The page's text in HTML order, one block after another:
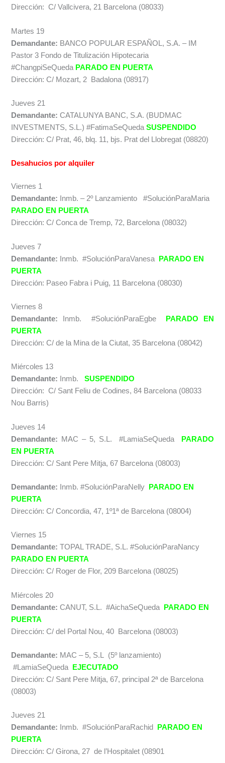
Dirección: C/ Vallcivera, 21 Barcelona (08033)
Martes 19
Demandante: BANCO POPULAR ESPAÑOL, S.A. – IM
Pastor 3 Fondo de Titulización Hipotecaria
#ChangpiSeQueda PARADO EN PUERTA
Dirección: C/ Mozart, 2 Badalona (08917)
Jueves 21
Demandante:CATALUNYA BANC, S.A. (BUDMAC
INVESTMENTS, S.L.) #FatimaSeQuedaSUSPENDIDO
Dirección: C/ Prat, 46, blq. 11, bjs. Prat del Llobregat (08820)
Desahucios por alquiler
Viernes 1
Demandante:
Inmb. – 2º Lanzamiento #SoluciónParaMaria
PARADO EN PUERTA
Dirección: C/ Conca de Tremp, 72, Barcelona (08032)
Jueves 7
Demandante: Inmb. #SoluciónParaVanesa PARADO EN
PUERTA
Dirección: Paseo Fabra i Puig, 11 Barcelona (08030)
Viernes 8
Demandante:
Inmb. #SoluciónParaEgbe
PARADO EN
PUERTA
Dirección: C/ de la Mina de la Ciutat, 35 Barcelona (08042)
Miércoles 13
Demandante:
Inmb.SUSPENDIDO
Dirección: C/ Sant Feliu de Codines, 84 Barcelona (08033
Nou Barris)
Jueves 14
Demandante: MAC – 5, S.L. #LamiaSeQueda PARADO
EN PUERTA
Dirección: C/ Sant Pere Mitja, 67 Barcelona (08003)
Demandante: Inmb. #SoluciónParaNelly
PARADO EN
PUERTA
Dirección: C/ Concordia, 47, 1º1ª de Barcelona (08004)
Viernes 15
Demandante:TOPAL TRADE, S.L. #SoluciónParaNancy
PARADO EN PUERTA
Dirección: C/ Roger de Flor, 209 Barcelona (08025)
Miércoles 20
Demandante:CANUT, S.L.#AichaSeQueda PARADO EN
PUERTA
Dirección: C/ del Portal Nou, 40 Barcelona (08003)
Demandante: MAC – 5, S.L (5º lanzamiento)
#LamiaSeQueda
EJECUTADO
Dirección: C/ Sant Pere Mitja, 67, principal 2ª de Barcelona
(08003)
Jueves 21
Demandante:
Inmb. #SoluciónParaRachid
PARADO EN
PUERTA
Dirección: C/ Girona, 27 de l’Hospitalet (08901